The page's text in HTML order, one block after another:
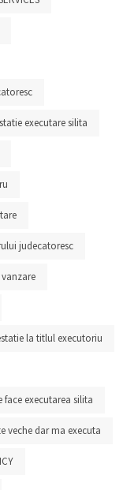
executare silita
judecatoresc
la titlul executoriu
face executarea silita
veche dar ma executa